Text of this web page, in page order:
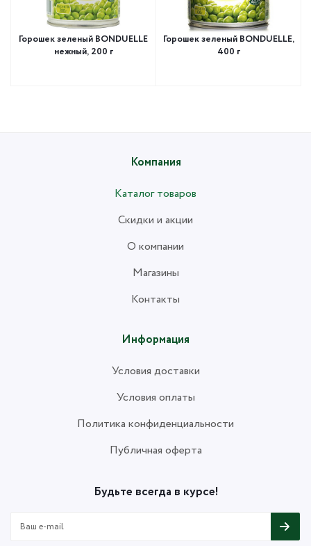
Горошек зеленый BONDUELLE
нежный, 200 г
Горошек зеленый BONDUELLE,
400 г
Компания
Каталог товаров
Скидки и акции
О компании
Магазины
Контакты
Информация
Условия доставки
Условия оплаты
Политика конфиденциальности
Публичная оферта
Будьте всегда в курсе!